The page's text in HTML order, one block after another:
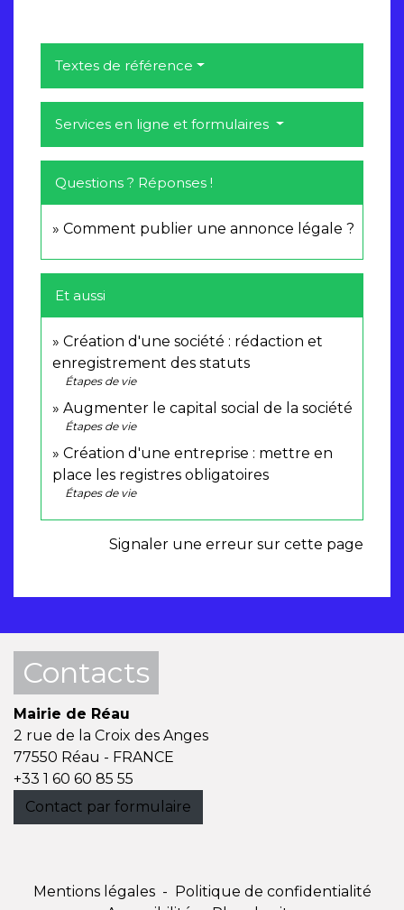
Textes de référence
Services en ligne et formulaires
Questions ? Réponses !
Comment publier une annonce légale ?
Et aussi
Création d'une société : rédaction et
enregistrement des statuts
Étapes de vie
Augmenter le capital social de la société
Étapes de vie
Création d'une entreprise : mettre en
place les registres obligatoires
Étapes de vie
Signaler une erreur sur cette page
Contacts
Mairie de Réau
2 rue de la Croix des Anges
77550 Réau - FRANCE
+33 1 60 60 85 55
Contact par formulaire
Mentions légales - Politique de confidentialité